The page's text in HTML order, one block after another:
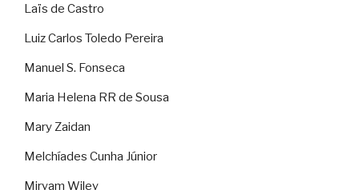
Laïs de Castro
Luiz Carlos Toledo Pereira
Manuel S. Fonseca
Maria Helena RR de Sousa
Mary Zaidan
Melchíades Cunha Júnior
Miryam Wiley